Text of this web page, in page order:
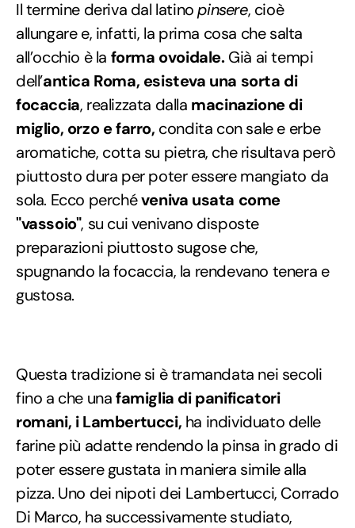
Il termine deriva dal latinopinsere, cioè
allungare e, infatti, la prima cosa che salta
all’occhio è la forma ovoidale.Già ai tempi
dell’antica Roma, esisteva una sorta di
focaccia, realizzata dalla macinazione di
miglio, orzo e farro, condita con sale e erbe
aromatiche, cotta su pietra, che risultava però
piuttosto dura per poter essere mangiato da
sola. Ecco perchéveniva usata come
"vassoio", su cui venivano disposte
preparazioni piuttosto sugose che,
spugnando la focaccia, la rendevano tenera e
gustosa.
Questa tradizione si è tramandata nei secoli
fino a che unafamiglia di panificatori
romani, i Lambertucci, ha individuato delle
farine più adatte rendendo la pinsa in grado di
poter essere gustata in maniera simile alla
pizza. Uno dei nipoti dei Lambertucci, Corrado
Di Marco, ha successivamente studiato,